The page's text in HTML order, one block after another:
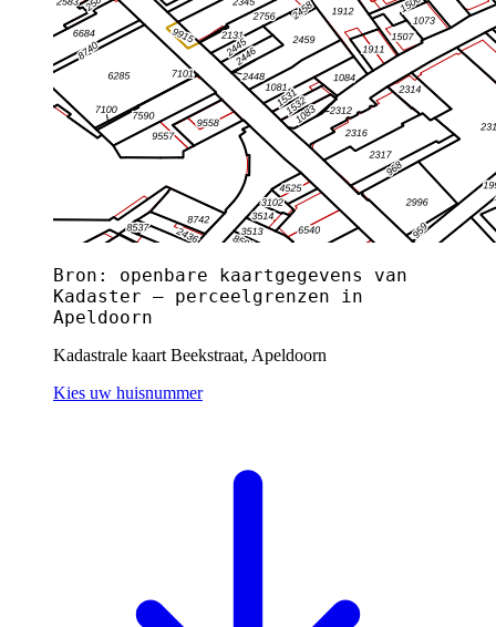
Bron: openbare kaartgegevens van
Kadaster — perceelgrenzen in
Apeldoorn
Kadastrale kaart Beekstraat, Apeldoorn
Kies uw huisnummer